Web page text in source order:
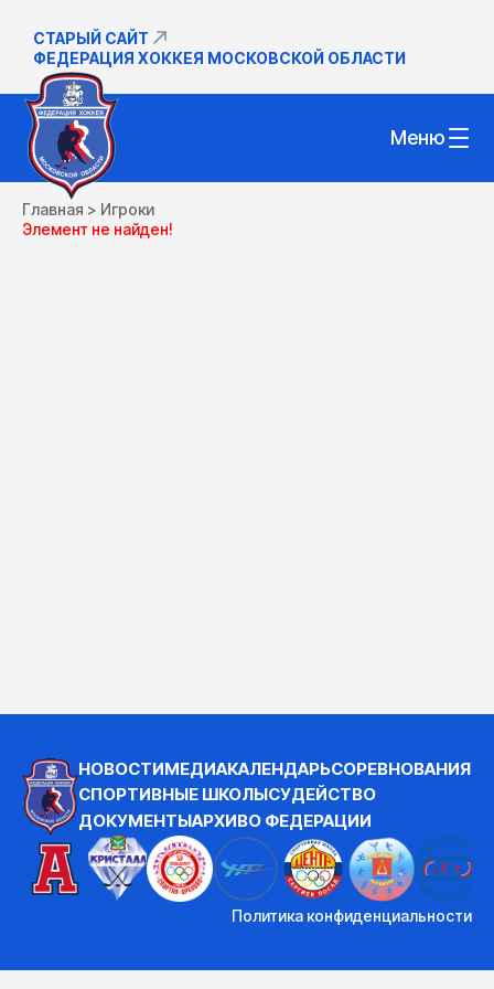
СТАРЫЙ САЙТ
ФЕДЕРАЦИЯ ХОККЕЯ МОСКОВСКОЙ ОБЛАСТИ
Меню
Главная > Игроки
Элемент не найден!
НОВОСТИМЕДИАКАЛЕНДАРЬСОРЕВНОВАНИЯ
СПОРТИВНЫЕ ШКОЛЫСУДЕЙСТВО
ДОКУМЕНТЫАРХИВО ФЕДЕРАЦИИ
Политика конфиденциальности